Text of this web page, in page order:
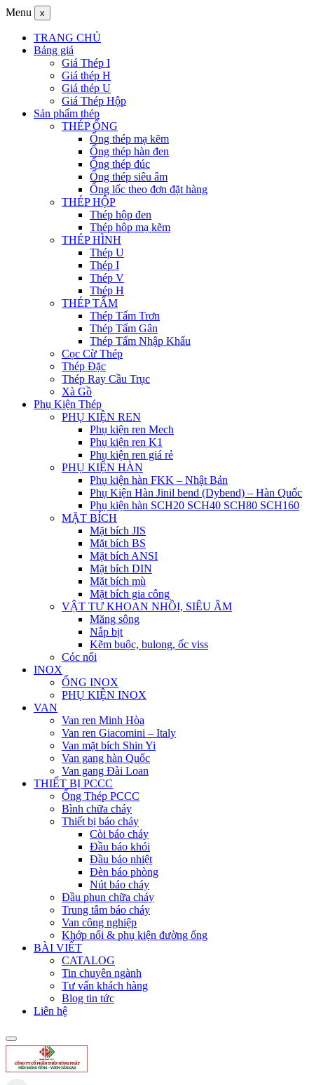
Menu x
TRANG CHỦ
Bảng giá
Giá Thép I
Giá thép H
Giá thép U
Giá Thép Hộp
Sản phẩm thép
THÉP ỐNG
Ống thép mạ kẽm
Ống thép hàn đen
Ống thép đúc
Ống thép siêu âm
Ống lốc theo đơn đặt hàng
THÉP HỘP
Thép hộp đen
Thép hộp mạ kẽm
THÉP HÌNH
Thép U
Thép I
Thép V
Thép H
THÉP TẤM
Thép Tấm Trơn
Thép Tấm Gân
Thép Tấm Nhập Khẩu
Cọc Cừ Thép
Thép Đặc
Thép Ray Cầu Trục
Xà Gồ
Phụ Kiện Thép
PHỤ KIỆN REN
Phụ kiện ren Mech
Phụ kiện ren K1
Phụ kiện ren giá rẻ
PHỤ KIỆN HÀN
Phụ kiện hàn FKK – Nhật Bản
Phụ Kiện Hàn Jinil bend (Dybend) – Hàn Quốc
Phụ kiện hàn SCH20 SCH40 SCH80 SCH160
MẶT BÍCH
Mặt bích JIS
Mặt bích BS
Mặt bích ANSI
Mặt bích DIN
Mặt bích mù
Mặt bích gia công
VẬT TƯ KHOAN NHỒI, SIÊU ÂM
Măng sông
Nắp bịt
Kẽm buộc, bulong, ốc viss
Cóc nối
INOX
ỐNG INOX
PHỤ KIỆN INOX
VAN
Van ren Minh Hòa
Van ren Giacomini – Italy
Van mặt bích Shin Yi
Van gang hàn Quốc
Van gang Đài Loan
THIẾT BỊ PCCC
Ống Thép PCCC
Bình chữa cháy
Thiết bị báo cháy
Còi báo cháy
Đầu báo khói
Đầu báo nhiệt
Đèn báo phòng
Nút báo cháy
Đầu phun chữa cháy
Trung tâm báo cháy
Van công nghiệp
Khớp nối & phụ kiện đường ống
BÀI VIẾT
CATALOG
Tin chuyên ngành
Tư vấn khách hàng
Blog tin tức
Liên hệ